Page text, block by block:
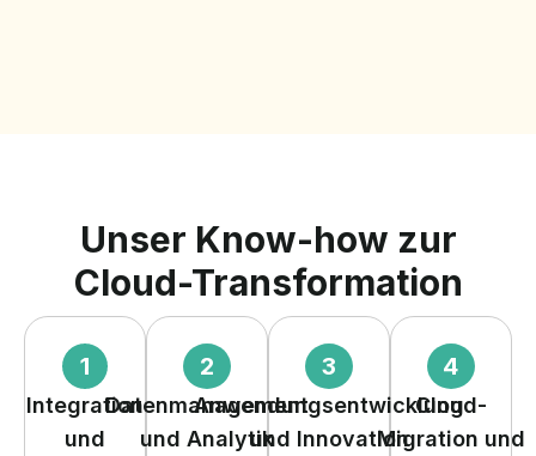
Unser Know-how zur
Cloud-Transformation
1
Integration
und
2
Datenmanagement
und Analytik
3
Anwendungsentwicklung
und Innovation
4
Cloud-
Migration und